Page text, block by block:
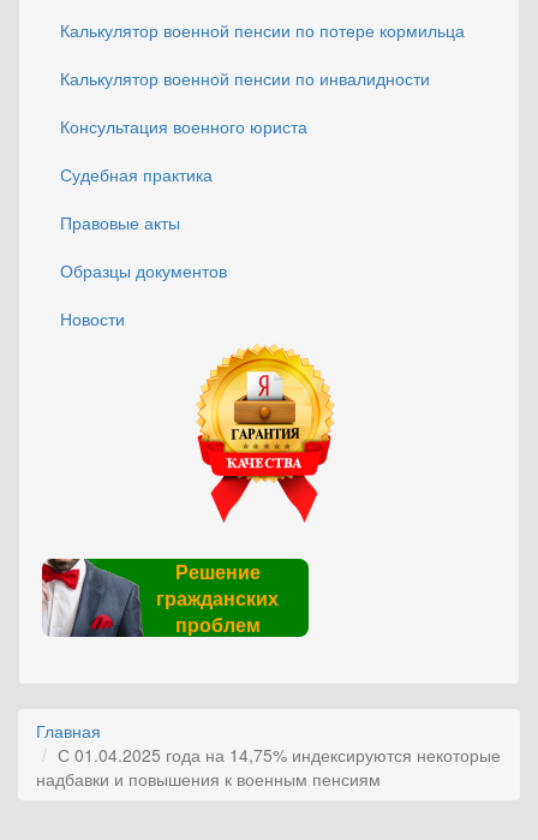
Калькулятор военной пенсии по потере кормильца
Калькулятор военной пенсии по инвалидности
Консультация военного юриста
Судебная практика
Правовые акты
Образцы документов
Новости
Решение
гражданских
проблем
Главная
С 01.04.2025 года на 14,75% индексируются некоторые
надбавки и повышения к военным пенсиям